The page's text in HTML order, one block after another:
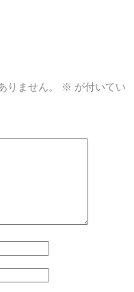
ません。 ※ が付いてい